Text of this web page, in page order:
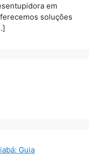
em
soluções
Guia